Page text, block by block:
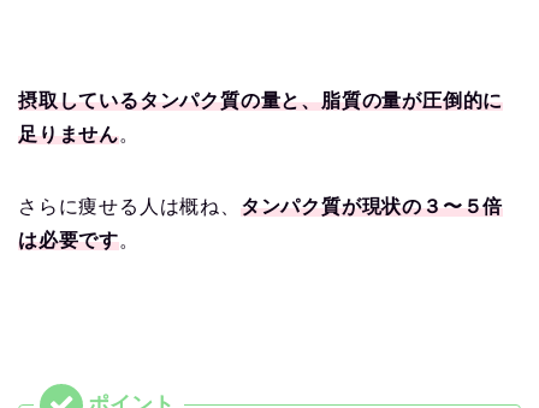
摂取しているタンパク質の量と、脂質の量が圧倒的に
足りません。
さらに痩せる人は概ね、 タンパク質が現状の３〜５倍
は必要です。